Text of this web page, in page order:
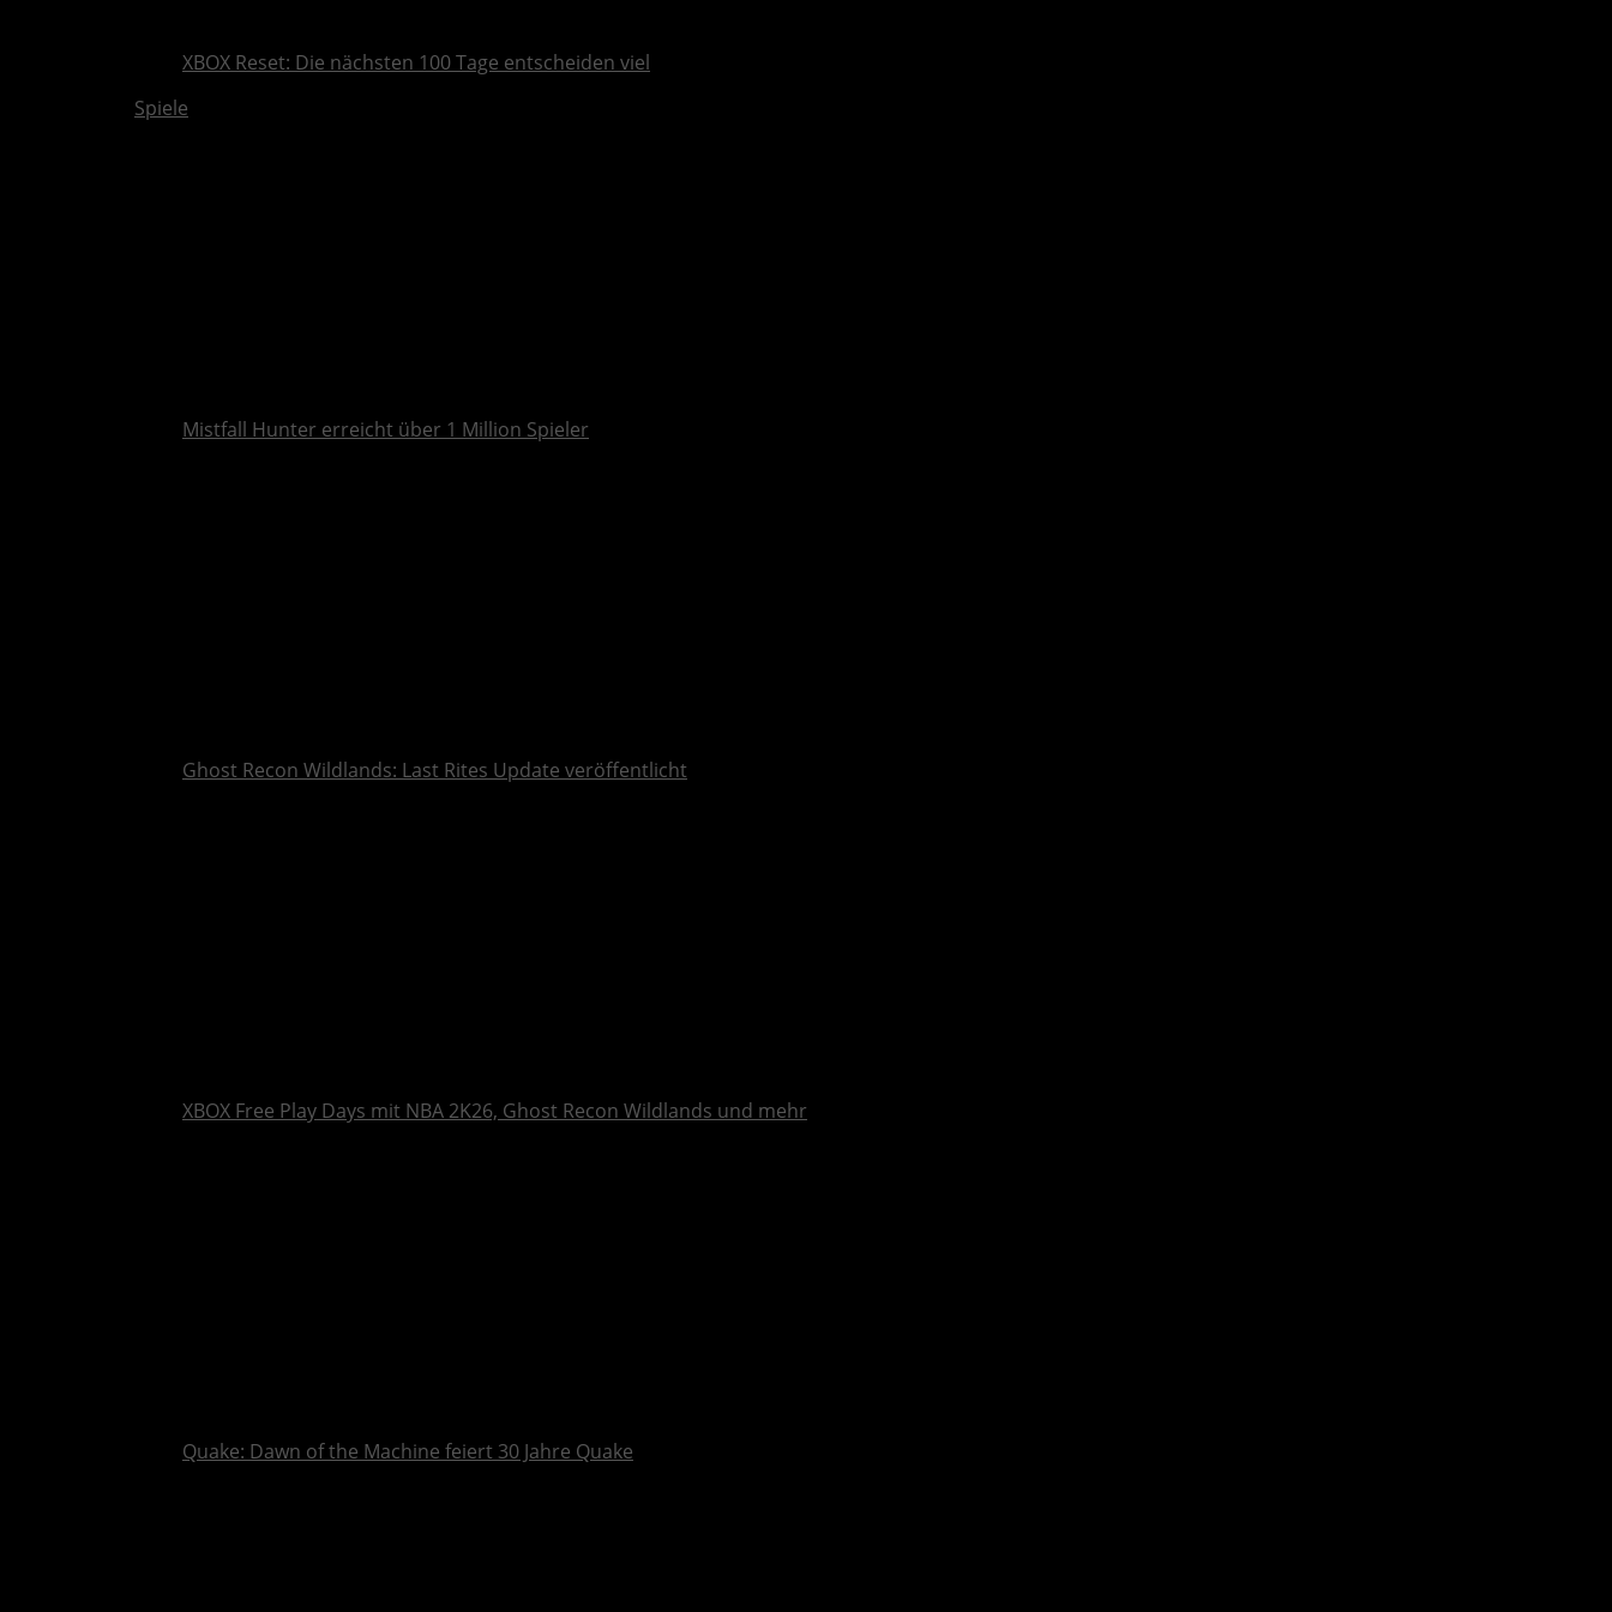
XBOX Reset: Die nächsten 100 Tage entscheiden viel
Spiele
Mistfall Hunter erreicht über 1 Million Spieler
Ghost Recon Wildlands: Last Rites Update veröffentlicht
XBOX Free Play Days mit NBA 2K26, Ghost Recon Wildlands und mehr
Quake: Dawn of the Machine feiert 30 Jahre Quake